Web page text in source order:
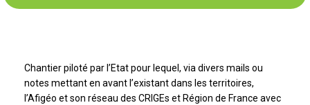
Chantier piloté par l’Etat pour lequel, via divers mails ou
notes mettant en avant l’existant dans les territoires,
l’Afigéo et son réseau des CRIGEs et Région de France avec